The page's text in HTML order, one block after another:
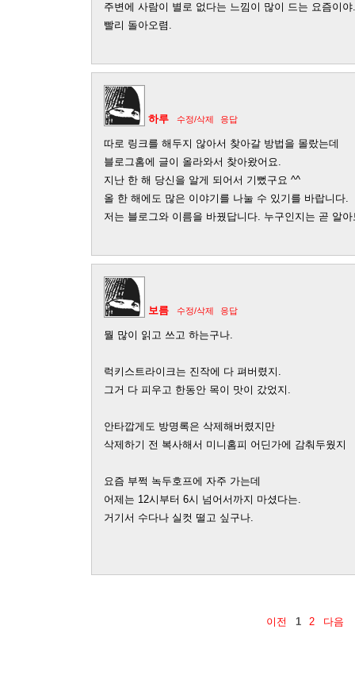
주변에 사람이 별로 없다는 느낌이 많이 드는 요즘이야.
빨리 돌아오렴.
하루 수정/삭제 응답
따로 링크를 해두지 않아서 찾아갈 방법을 몰랐는데
블로그홈에 글이 올라와서 찾아왔어요.
지난 한 해 당신을 알게 되어서 기뻤구요 ^^
올 한 해에도 많은 이야기를 나눌 수 있기를 바랍니다.
저는 블로그와 이름을 바꿨답니다. 누구인지는 곧 알
보름 수정/삭제 응답
뭘 많이 읽고 쓰고 하는구나.
럭키스트라이크는 진작에 다 펴버렸지.
그거 다 피우고 한동안 목이 맛이 갔었지.
안타깝게도 방명록은 삭제해버렸지만
삭제하기 전 복사해서 미니홈피 어딘가에 감춰두웠지
요즘 부쩍 녹두호프에 자주 가는데
어제는 12시부터 6시 넘어서까지 마셨다는.
거기서 수다나 실컷 떨고 싶구나.
이전 1 2 다음